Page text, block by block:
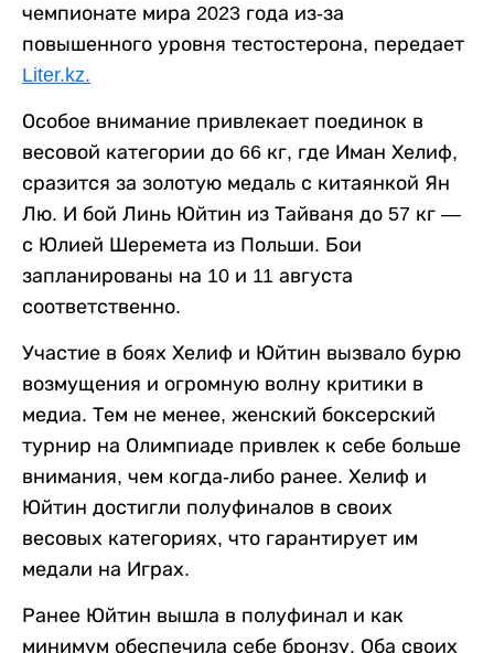
чемпионате мира 2023 года из-за
повышенного уровня тестостерона, передает
Liter.kz.
Особое внимание привлекает поединок в
весовой категории до 66 кг, где Иман Хелиф,
сразится за золотую медаль с китаянкой Ян
Лю. И бой Линь Юйтин из Тайваня до 57 кг —
с Юлией Шеремета из Польши. Бои
запланированы на 10 и 11 августа
соответственно.
Участие в боях Хелиф и Юйтин вызвало бурю
возмущения и огромную волну критики в
медиа. Тем не менее, женский боксерский
турнир на Олимпиаде привлек к себе больше
внимания, чем когда-либо ранее. Хелиф и
Юйтин достигли полуфиналов в своих
весовых категориях, что гарантирует им
медали на Играх.
Ранее Юйтин вышла в полуфинал и как
минимум обеспечила себе бронзу. Оба своих